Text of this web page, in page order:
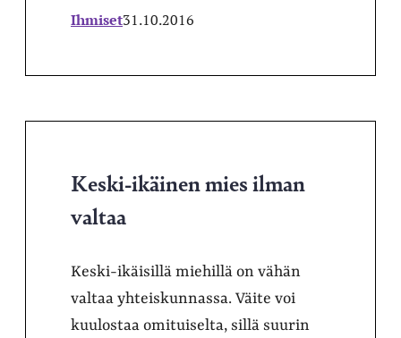
Ihmiset31.10.2016
Keski-ikäinen mies ilman
valtaa
Keski-ikäisillä miehillä on vähän
valtaa yhteiskunnassa. Väite voi
kuulostaa omituiselta, sillä suurin